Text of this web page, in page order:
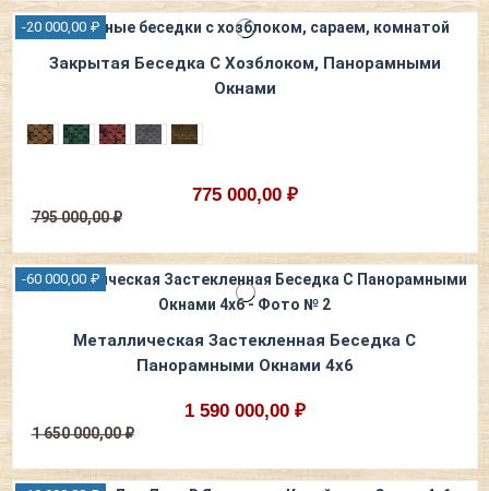
-20 000,00 ₽
Закрытая Беседка С Хозблоком, Панорамными
Окнами
775 000,00 ₽
795 000,00 ₽
-60 000,00 ₽
Металлическая Застекленная Беседка С
Панорамными Окнами 4х6
1 590 000,00 ₽
1 650 000,00 ₽